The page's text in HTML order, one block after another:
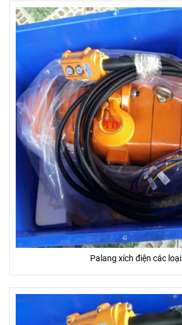
Palang xích điện các loại